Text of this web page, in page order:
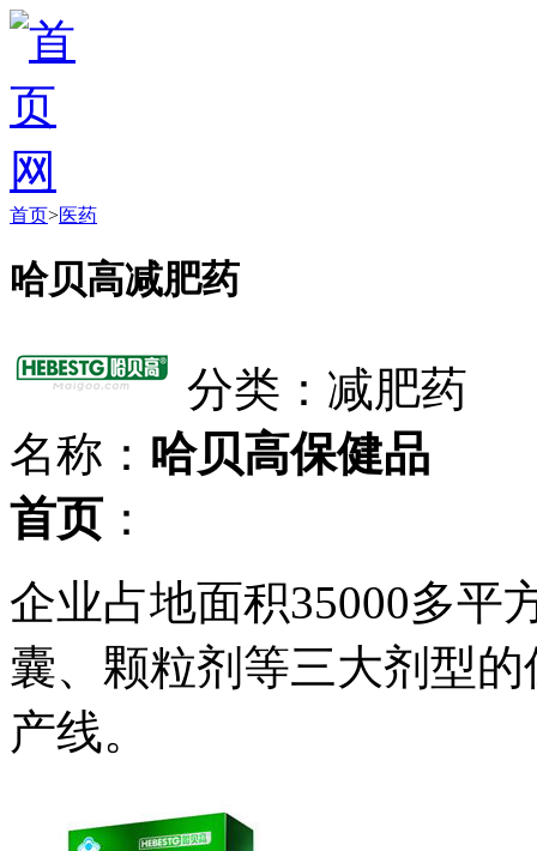
首页>医药
哈贝高减肥药
分类：减肥药
名称： 哈贝高保健品
首页 ：
企业占地面积35000多平
囊、颗粒剂等三大剂型
产线。